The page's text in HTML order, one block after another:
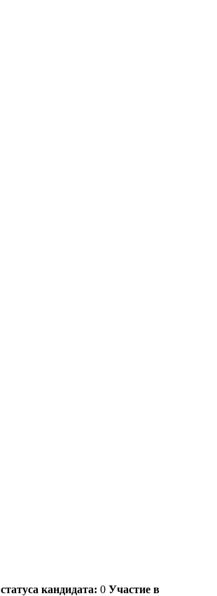
кандидата: 0 Участие в